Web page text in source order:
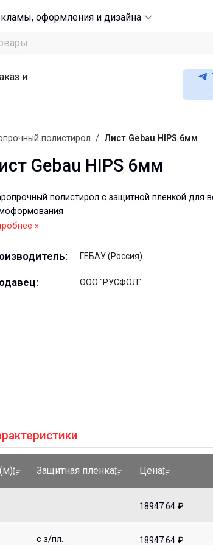
оформления и дизайна
и
полистирол / Лист Gebau HIPS 6мм
Gebau HIPS 6мм
полистирол c защитной пленкой для
»
ГЕБАУ (Россия)
ООО "РУСФОЛ"
Защитная пленка Цена
18947.64 ₽
с з/пл. 18947.64 ₽